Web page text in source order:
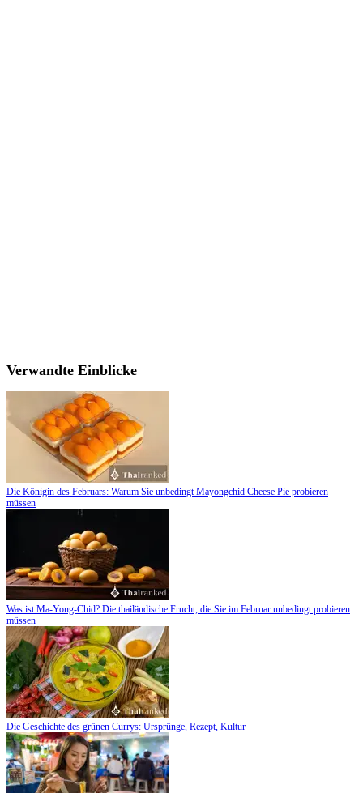
Verwandte Einblicke
Die Königin des Februars: Warum Sie unbedingt Mayongchid Cheese Pie probieren
müssen
Was ist Ma-Yong-Chid? Die thailändische Frucht, die Sie im Februar unbedingt probieren
müssen
Die Geschichte des grünen Currys: Ursprünge, Rezept, Kultur